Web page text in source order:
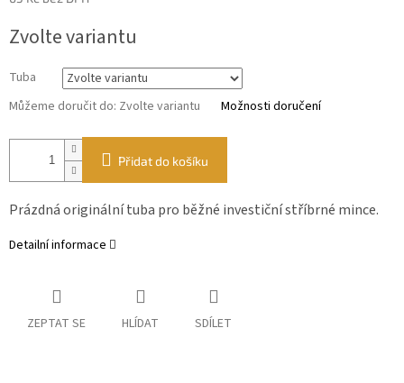
cena:
Zvolte variantu
Tuba
Můžeme doručit do: Zvolte variantu Možnosti doručení
Přidat do košíku
Prázdná originální tuba pro běžné investiční stříbrné mince.
Detailní informace
ZEPTAT SE HLÍDAT SDÍLET